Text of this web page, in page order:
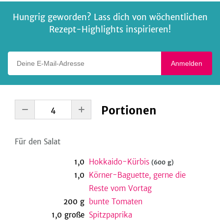
Hungrig geworden? Lass dich von wöchentlichen
Rezept-Highlights inspirieren!
Anmelden
Portionen
Für den Salat
1,0 Hokkaido-Kürbis (600 g)
1,0 Körner-Baguette, gerne die
Reste vom Vortag
200 g bunte Tomaten
1,0 große Spitzpaprika